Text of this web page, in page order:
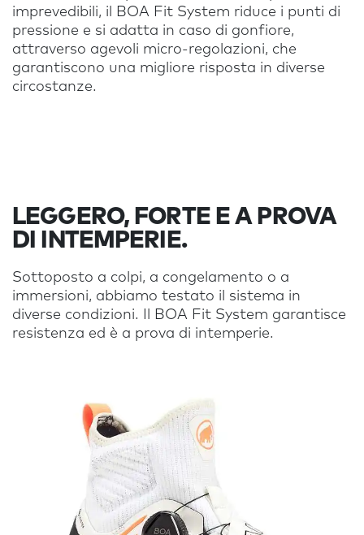
imprevedibili, il BOA Fit System riduce i punti di
pressione e si adatta in caso di gonfiore,
attraverso agevoli micro-regolazioni, che
garantiscono una migliore risposta in diverse
circostanze.
LEGGERO, FORTE E A PROVA
DI INTEMPERIE.
Sottoposto a colpi, a congelamento o a
immersioni, abbiamo testato il sistema in
diverse condizioni. Il BOA Fit System garantisce
resistenza ed è a prova di intemperie.